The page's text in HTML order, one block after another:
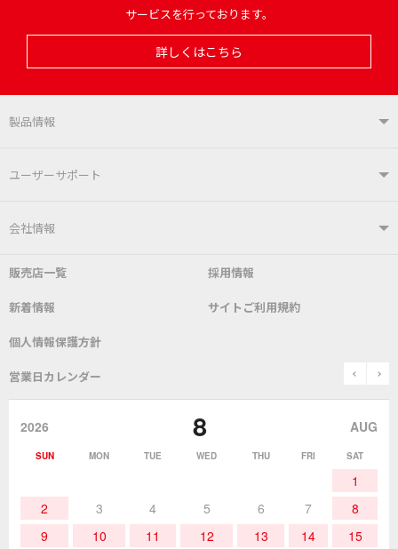
サービスを行っております。
詳しくはこちら
製品情報
製品情報TOP
はんだ付けシステム
こて先 自動はんだ送り装置
表面実装/SMT関連
作業環境／材料
ユーザーサポート
ユーザーサポートTOP
よくあるご質問 デモ機貸し出しサービス
SDS(MSDS)製品
取扱説明書
該非説明発行の申込み
会社情報
会社概要 社長あいさつ
グットのあゆみ
販売店一覧 採用情報
新着情報 サイトご利用規約
個人情報保護方針
営業日カレンダー prev
2026 8 AUG
SUN MON TUE WED THU FRI SAT
1
2
3 4 5 6 7
8
9
10 11 12 13 14
15